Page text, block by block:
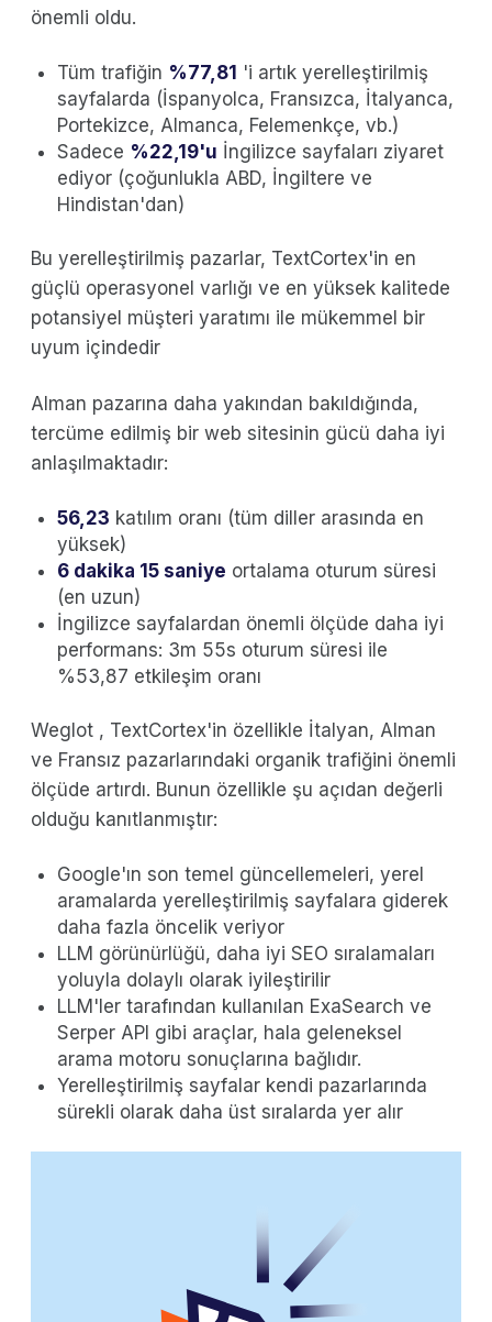
önemli oldu.
Tüm trafiğin %77,81 'i artık yerelleştirilmiş
sayfalarda (İspanyolca, Fransızca, İtalyanca,
Portekizce, Almanca, Felemenkçe, vb.)
Sadece %22,19'u İngilizce sayfaları ziyaret
ediyor (çoğunlukla ABD, İngiltere ve
Hindistan'dan)
Bu yerelleştirilmiş pazarlar, TextCortex'in en
güçlü operasyonel varlığı ve en yüksek kalitede
potansiyel müşteri yaratımı ile mükemmel bir
uyum içindedir
Alman pazarına daha yakından bakıldığında,
tercüme edilmiş bir web sitesinin gücü daha iyi
anlaşılmaktadır:
56,23 katılım oranı (tüm diller arasında en
yüksek)
6 dakika 15 saniye ortalama oturum süresi
(en uzun)
İngilizce sayfalardan önemli ölçüde daha iyi
performans: 3m 55s oturum süresi ile
%53,87 etkileşim oranı
Weglot , TextCortex'in özellikle İtalyan, Alman
ve Fransız pazarlarındaki organik trafiğini önemli
ölçüde artırdı. Bunun özellikle şu açıdan değerli
olduğu kanıtlanmıştır:
Google'ın son temel güncellemeleri, yerel
aramalarda yerelleştirilmiş sayfalara giderek
daha fazla öncelik veriyor
LLM görünürlüğü, daha iyi SEO sıralamaları
yoluyla dolaylı olarak iyileştirilir
LLM'ler tarafından kullanılan ExaSearch ve
Serper API gibi araçlar, hala geleneksel
arama motoru sonuçlarına bağlıdır.
Yerelleştirilmiş sayfalar kendi pazarlarında
sürekli olarak daha üst sıralarda yer alır